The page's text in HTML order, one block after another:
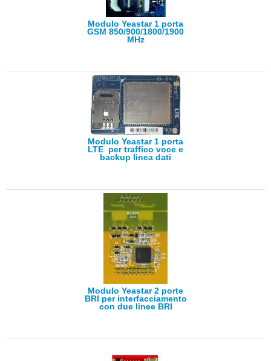
Modulo Yeastar 1 porta
GSM 850/900/1800/1900
MHz
Modulo Yeastar 1 porta
LTE per traffico voce e
backup linea dati
Modulo Yeastar 2 porte
BRI per interfacciamento
con due linee BRI